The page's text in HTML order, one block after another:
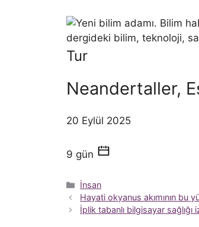
Tur
Neandertaller,
20 Eylül 2025
9 gün
Kategoriler
İnsan
Hayati okyanus akımının bu
İplik tabanlı bilgisayar